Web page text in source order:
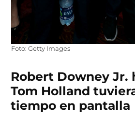
Foto: Getty Images
Robert Downey Jr.
Tom Holland
tiempo en pantalla